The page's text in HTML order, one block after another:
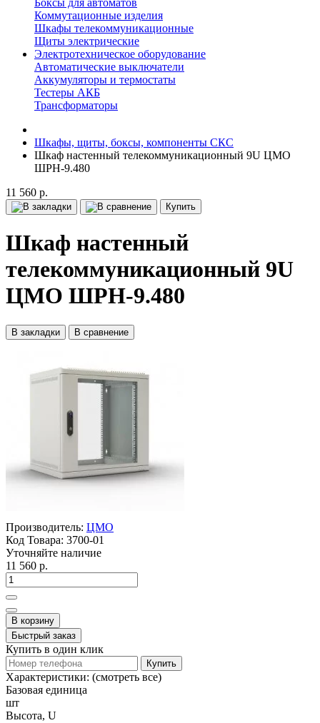
Боксы для автоматов
Коммутационные изделия
Шкафы телекоммуникационные
Щиты электрические
Электротехническое оборудование
Автоматические выключатели
Аккумуляторы и термостаты
Тестеры АКБ
Трансформаторы
Шкафы, щиты, боксы, компоненты СКС
Шкаф настенный телекоммуникационный 9U ЦМО
ШРН-9.480
11 560 р.
Купить
Шкаф настенный
телекоммуникационный 9U
ЦМО ШРН-9.480
В закладки В сравнение
Производитель: ЦМО
Код Товара: 3700-01
Уточняйте наличие
11 560 р.
В корзину
Быстрый заказ
Купить в один клик
Купить
Характеристики: (смотреть все)
Базовая единица
шт
Высота, U